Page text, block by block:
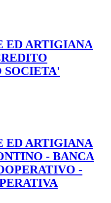
ED ARTIGIANA
SOCIETA'
ED ARTIGIANA
- BANCA
-